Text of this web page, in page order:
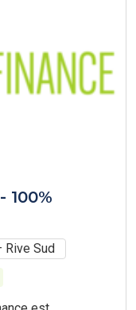
100%
Rive Sud